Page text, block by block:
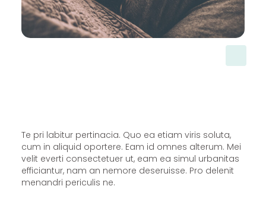
Te pri labitur pertinacia. Quo ea etiam viris soluta,
cum in aliquid oportere. Eam id omnes alterum. Mei
velit everti consectetuer ut, eam ea simul urbanitas
efficiantur, nam an nemore deseruisse. Pro delenit
menandri periculis ne.